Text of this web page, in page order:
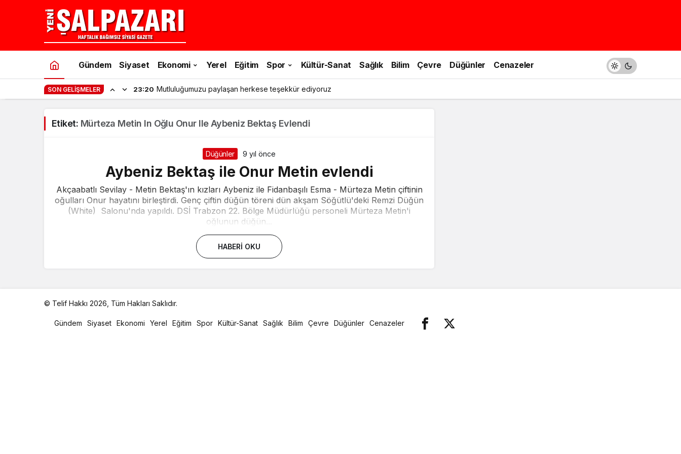
Gündem Siyaset Ekonomi Yerel Eğitim Spor Kültür-Sanat Sağlık Bilim Çevre Düğünler Cenazeler
SON GELIŞMELER 23:20 Mutluluğumuzu paylaşan herkese teşekkür ediyoruz
Etiket: Mürteza Metin In Oğlu Onur Ile Aybeniz Bektaş Evlendi
Düğünler 9 yıl önce
Aybeniz Bektaş ile Onur Metin evlendi
Akçaabatlı Sevilay - Metin Bektaş'ın kızları Aybeniz ile Fidanbaşılı Esma - Mürteza Metin çiftinin
oğulları Onur hayatını birleştirdi. Genç çiftin düğün töreni dün akşam Söğütlü'deki Remzi Düğün
(White) Salonu'nda yapıldı. DSİ Trabzon 22. Bölge Müdürlüğü personeli Mürteza Metin'i
oğlunun düğün...
HABERI OKU
© Telif Hakkı 2026, Tüm Hakları Saklıdır.
otoGündem Siyaset Ekonomi Yerel Eğitim Spor Kültür-Sanat Sağlık Bilim Çevre Düğünler Cenazeler